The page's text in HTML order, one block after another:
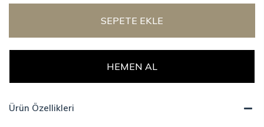
SEPETE EKLE
HEMEN AL
Ürün Özellikleri